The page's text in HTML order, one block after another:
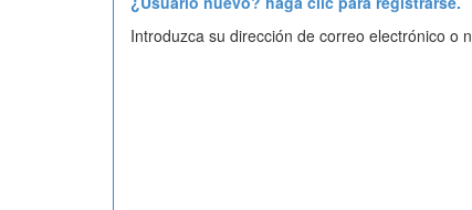
Introduzca su dirección de correo electrónico o